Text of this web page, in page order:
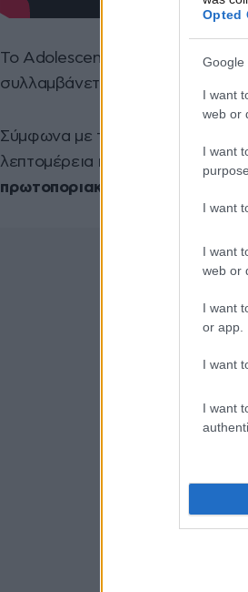
Opted
Google
I want
web or
I want
I want
I want
web or
I want
or app.
I want
I want
Το Adolescence ακολουθεί την
συλλαμβάνεται για τη
Σύμφωνα με την
λεπτομέρεια που
πρωτοποριακού δράματος του